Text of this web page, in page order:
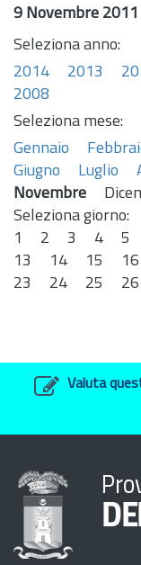
9 Novembre 2011
Seleziona anno:
2014
2013
2008
Seleziona mese:
Gennaio
Giugno
Luglio
Novembre
Seleziona giorno:
1
2 3 4 5
13
14 15 16
23
24 25 26
Valuta